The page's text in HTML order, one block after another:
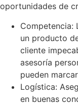
oportunidades de
Competencia:
un producto
cliente
asesoría
pueden
Logística:
en buenas